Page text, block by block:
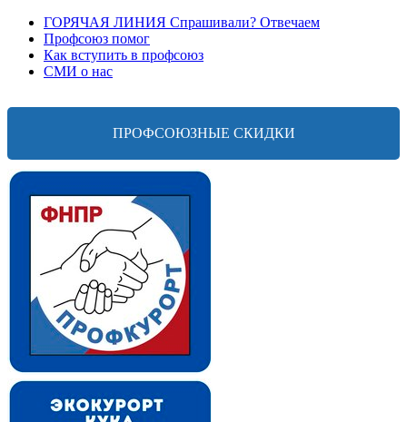
ГОРЯЧАЯ ЛИНИЯ Спрашивали? Отвечаем
Профсоюз помог
Как вступить в профсоюз
СМИ о нас
ПРОФСОЮЗНЫЕ СКИДКИ